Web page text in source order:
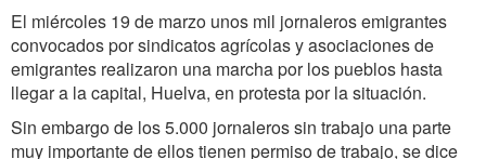
El miércoles 19 de marzo unos mil jornaleros emigrantes
convocados por sindicatos agrícolas y asociaciones de
emigrantes realizaron una marcha por los pueblos hasta
llegar a la capital, Huelva, en protesta por la situación.
Sin embargo de los 5.000 jornaleros sin trabajo una parte
muy importante de ellos tienen permiso de trabajo, se dice